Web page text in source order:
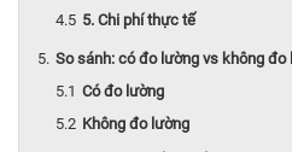
5. Chi phí thực tế
So sánh: có đo lường vs không đo
Có đo lường
Không đo lường